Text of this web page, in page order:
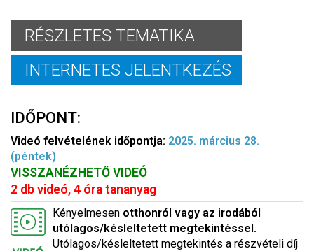
RÉSZLETES TEMATIKA
INTERNETES JELENTKEZÉS
IDŐPONT:
Videó felvételének időpontja: 2025. március 28.
(péntek)
VISSZANÉZHETŐ VIDEÓ
2 db videó, 4 óra tananyag
Kényelmesen otthonról vagy az irodából
utólagos/késleltetett megtekintéssel.
Utólagos/késleltetett megtekintés a részvételi díj